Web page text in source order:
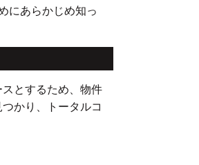
にあらかじめ知っ
とするため、物件
かり、トータルコ